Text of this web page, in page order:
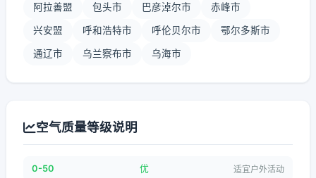
阿拉善盟 包头市 巴彦淖尔市 赤峰市
兴安盟 呼和浩特市 呼伦贝尔市 鄂尔多斯市
通辽市 乌兰察布市 乌海市
空气质量等级说明
0-50 优 适宜户外活动